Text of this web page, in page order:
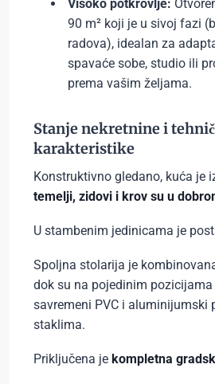
Visoko potkrovlje:
90 m² koji je u sivoj fazi
radova), idealan za
spavaće sobe, studio ili
prema vašim željama.
Stanje nekretnine i
karakteristike
Konstruktivno gledano, kuća je
temelji, zidovi i krov su u
U stambenim jedinicama je
Spoljna stolarija je
dok su na pojedinim
savremeni PVC i aluminijumski
staklima.
Priključena je kompletna